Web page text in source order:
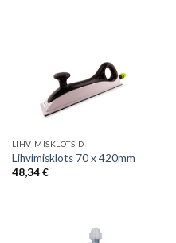
LIHVIMISKLOTSID
Lihvimisklots 70 x 420mm
48,34€